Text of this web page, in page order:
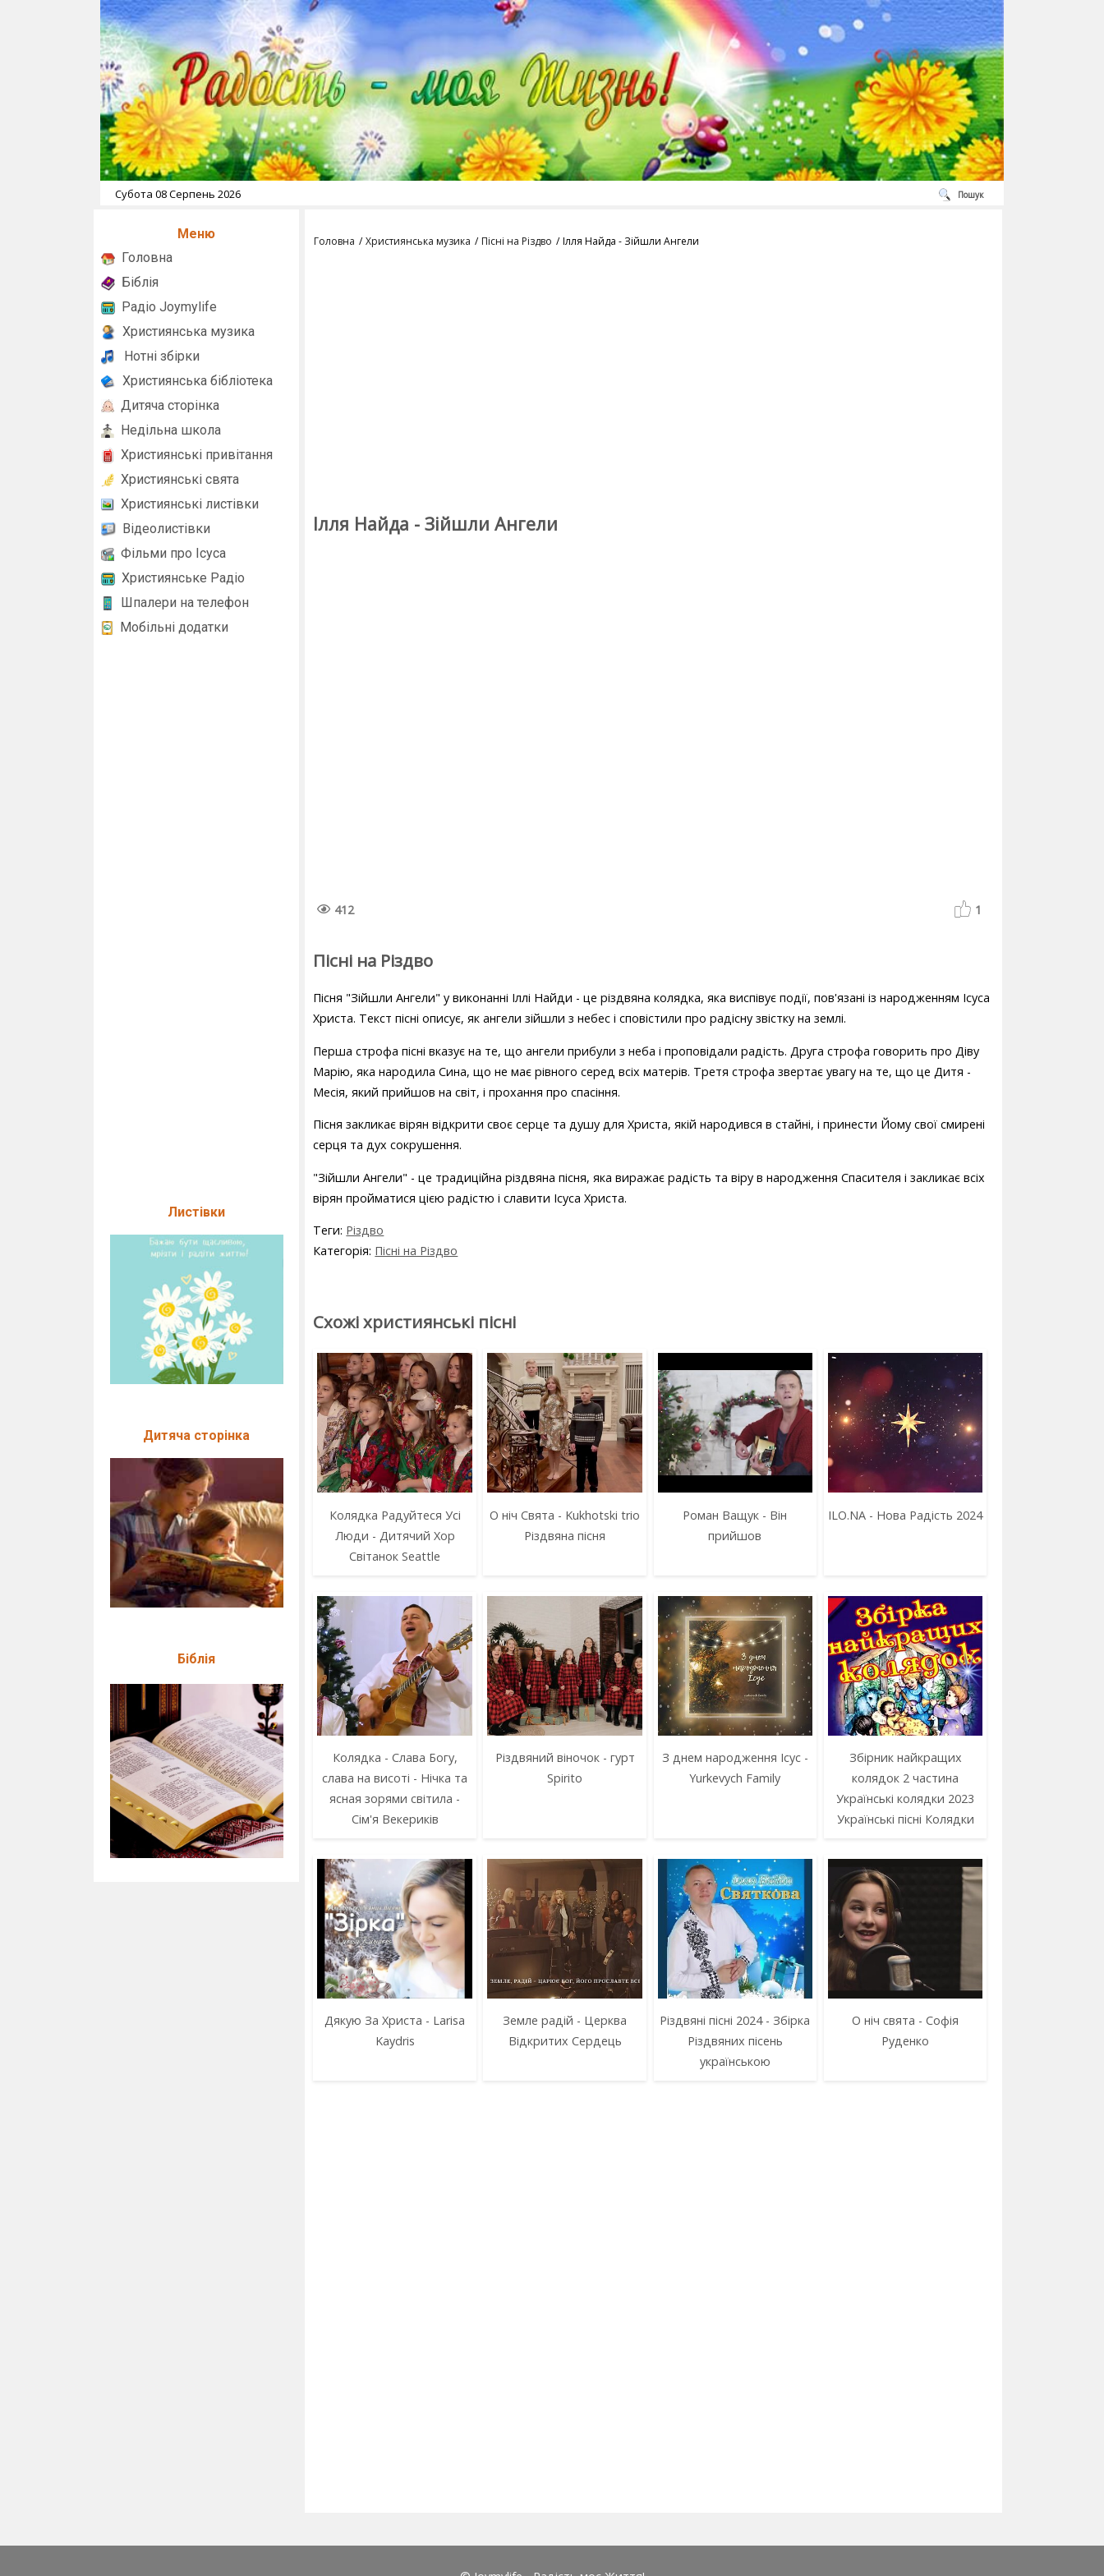
Субота 08 Серпень 2026 Пошук
Меню
Головна
Біблія
Радіо Joymylife
Християнська музика
Нотні збірки
Християнська бібліотека
Дитяча сторінка
Недільна школа
Християнські привітання
Християнські свята
Християнські листівки
Відеолистівки
Фільми про Ісуса
Християнське Радіо
Шпалери на телефон
Мобільні додатки
Листівки
Дитяча сторінка
Біблія
Головна Християнська музика Пісні на Різдво Ілля Найда - Зійшли Ангели
Ілля Найда - Зійшли Ангели
412 1
Пісні на Різдво
Пісня "Зійшли Ангели" у виконанні Іллі Найди - це різдвяна колядка, яка виспівує події, пов'язані із народженням Ісуса
Христа. Текст пісні описує, як ангели зійшли з небес і сповістили про радісну звістку на землі.
Перша строфа пісні вказує на те, що ангели прибули з неба і проповідали радість. Друга строфа говорить про Діву
Марію, яка народила Сина, що не має рівного серед всіх матерів. Третя строфа звертає увагу на те, що це Дитя -
Месія, який прийшов на світ, і прохання про спасіння.
Пісня закликає вірян відкрити своє серце та душу для Христа, якій народився в стайні, і принести Йому свої смирені
серця та дух сокрушення.
"Зійшли Ангели" - це традиційна різдвяна пісня, яка виражає радість та віру в народження Спасителя і закликає всіх
вірян пройматися цією радістю і славити Ісуса Христа.
Теги: Різдво
Категорія: Пісні на Різдво
Схожі християнські пісні
Колядка Радуйтеся Усі
Люди - Дитячий Хор
Світанок Seattle
О ніч Свята - Kukhotski trio
Різдвяна пісня
Роман Ващук - Він
прийшов
ILO.NA - Нова Радість 2024
Колядка - Слава Богу,
слава на висоті - Нічка та
ясная зорями світила -
Сім'я Векерикiв
Різдвяний віночок - гурт
Spirito
З днем народження Ісус -
Yurkevych Family
Збірник найкращих
колядок 2 частина
Українські колядки 2023
Українські пісні Колядки
Дякую За Христа - Larisa
Kaydris
Земле радій - Церква
Відкритих Сердець
Різдвяні пісні 2024 - Збірка
Різдвяних пісень
українською
О ніч свята - Софія
Руденко